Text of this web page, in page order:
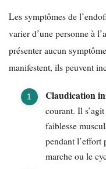
Les symptômes de
varier d’une personne à
présenter aucun
manifestent, ils peuvent
Claudication
courant. Il
faiblesse
pendant l’effort
marche ou le